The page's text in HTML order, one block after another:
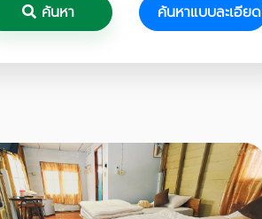
ค้นหา ค้นหาแบบละเอียด